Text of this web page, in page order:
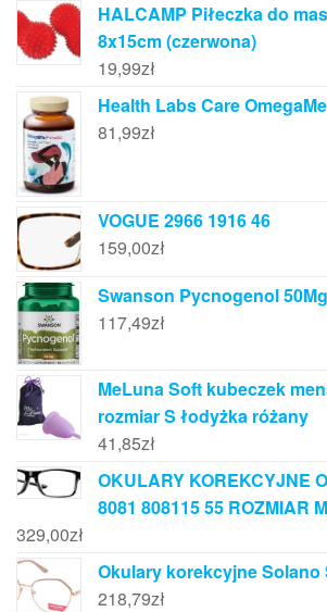
HALCAMP Piłeczka do
8x15cm (czerwona)
19,99zł
Health Labs Care
81,99zł
VOGUE 2966 1916 46
159,00zł
Swanson Pycnogenol
117,49zł
MeLuna Soft kubeczek
rozmiar S łodyżka różany
41,85zł
OKULARY KOREKCYJNE
8081 808115 55 ROZMIAR M
329,00zł
Okulary korekcyjne Solano
218,79zł